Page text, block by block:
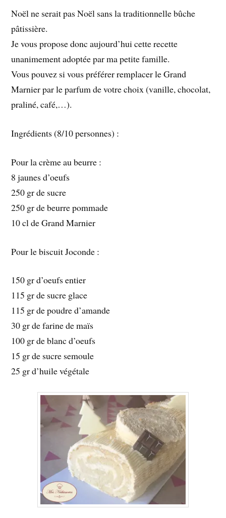
Noël ne serait pas Noël sans la traditionnelle bûche
pâtissière.
Je vous propose donc aujourd’hui cette recette
unanimement adoptée par ma petite famille.
Vous pouvez si vous préférer remplacer le Grand
Marnier par le parfum de votre choix (vanille, chocolat,
praliné, café,…).
Ingrédients (8/10 personnes) :
Pour la crème au beurre :
8 jaunes d’oeufs
250 gr de sucre
250 gr de beurre pommade
10 cl de Grand Marnier
Pour le biscuit Joconde :
150 gr d’oeufs entier
115 gr de sucre glace
115 gr de poudre d’amande
30 gr de farine de maïs
100 gr de blanc d’oeufs
15 gr de sucre semoule
25 gr d’huile végétale